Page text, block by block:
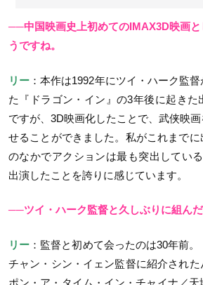
──中国映画史上初めてのIMAX3D映画
うですね。
リー ：本作は1992年にツイ・ハーク監
た『ドラゴン・イン』の3年後に起きた
ですが、3D映画化したことで、武侠映
せることができました。私がこれまで
のなかでアクションは最も突出してい
出演したことを誇りに感じています。
──ツイ・ハーク監督と久しぶりに組ん
リー ：監督と初めて会ったのは30年前
チャン・シン・イェン監督に紹介され
ポン・ア・タイム・イン・チャイナ／